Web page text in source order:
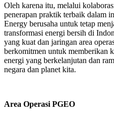
Oleh karena itu, melalui
penerapan praktik terbaik dalam
Energy berusaha untuk tetap
transformasi energi bersih di
yang kuat dan jaringan area
berkomitmen untuk memberikan
energi yang berkelanjutan dan
negara dan planet kita.
Area Operasi PGEO